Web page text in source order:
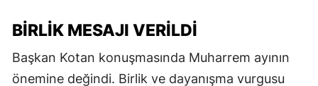
BIRLIK MESAJI VERILDI
Başkan Kotan konuşmasında Muharrem ayının
önemine değindi. Birlik ve dayanışma vurgusu